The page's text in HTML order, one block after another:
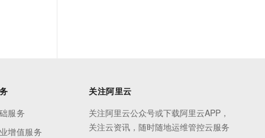
服务
增值服务
关注阿里云
关注阿里云公众号或下载阿里云APP，
关注云资讯，随时随地运维管控云服务